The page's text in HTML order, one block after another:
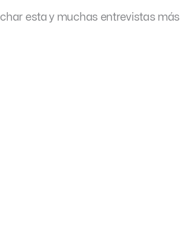
esta y muchas entrevistas más